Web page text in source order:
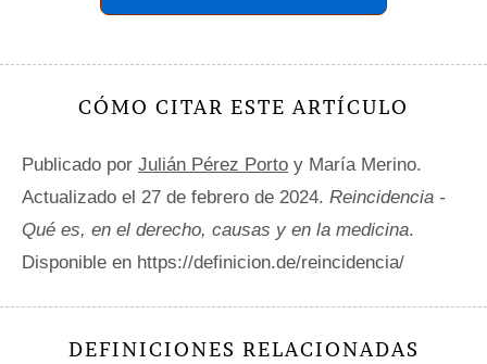
CÓMO CITAR ESTE ARTÍCULO
Publicado por Julián Pérez Porto y María Merino.
Actualizado el 27 de febrero de 2024. Reincidencia -
Qué es, en el derecho, causas y en la medicina.
Disponible en https://definicion.de/reincidencia/
DEFINICIONES RELACIONADAS